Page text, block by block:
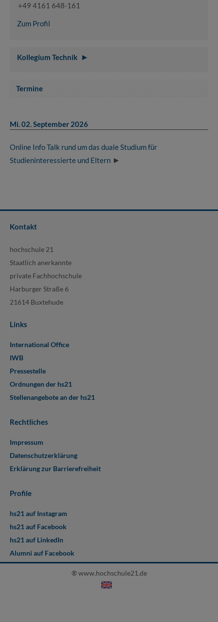
+49 4161 648-161
Zum Profil
Kollegium Technik
Termine
Mi. 02. September 2026
Online Info Talk rund um das duale Studium für
Studieninteressierte und Eltern
Kontakt
hochschule 21
Staatlich anerkannte
private Fachhochschule
Harburger Straße 6
21614 Buxtehude
Links
International Office
IWB
Pressestelle
Ordnungen der hs21
Stellenangebote an der hs21
Rechtliches
Impressum
Datenschutzerklärung
Erklärung zur Barrierefreiheit
Profile
hs21 auf Instagram
hs21 auf Facebook
hs21 auf LinkedIn
Alumni auf Facebook
® www.hochschule21.de